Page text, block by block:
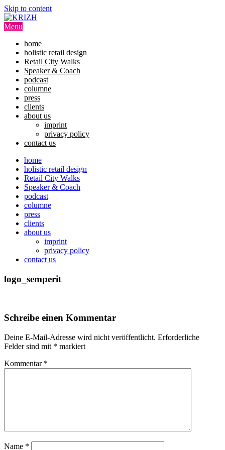
Skip to content
Menu
home
holistic retail design
Retail City Walks
Speaker & Coach
podcast
columne
press
clients
about us
imprint
privacy policy
contact us
home
holistic retail design
Retail City Walks
Speaker & Coach
podcast
columne
press
clients
about us
imprint
privacy policy
contact us
logo_semperit
Schreibe einen Kommentar
Deine E-Mail-Adresse wird nicht veröffentlicht. Erforderliche
Felder sind mit * markiert
Kommentar *
Name *